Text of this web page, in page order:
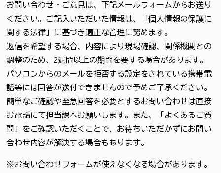
お問い合わせ・ご意見は、下記メールフォームからお送り
ください。ご記入いただいた情報は、「個人情報の保護に
関する法律」に基づき適正な管理に努めます。
返信を希望する場合、内容により現場確認、関係機関との
調整のため、2週間以上の期間を要する場合があります。
パソコンからのメールを拒否する設定をされている携帯電
話等には回答が送付できませんので予めご了承ください。
簡単なご確認や至急回答を必要とするお問い合わせは直接
お電話にて担当課へお願いします。また、「よくあるご質
問」をご確認いただくことで、お待ちいただかずにお問い
合わせ内容が解決する場合もあります。
※お問い合わせフォームが使えなくなる場合があります。